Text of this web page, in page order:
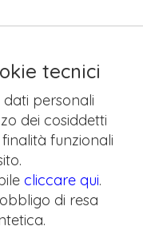
tecnici
personali
dei cosiddetti
funzionali
cliccare qui.
di resa